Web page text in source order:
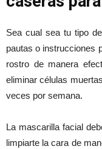
Sea cual sea tu tipo
pautas o instrucciones
rostro de manera
eliminar células
veces por semana.
La mascarilla facial
limpiarte la cara de